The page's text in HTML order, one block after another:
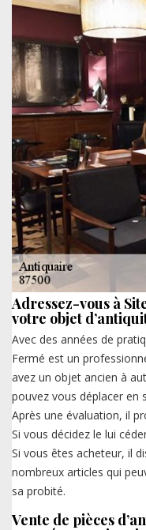
Adressez-vous à
votre objet
Avec des années de
Fermé est un
avez un objet ancien à
pouvez vous déplacer en
Après une évaluation, il
Si vous décidez le lui
Si vous êtes acheteur, il
nombreux articles qui
sa probité.
Vente de pièces